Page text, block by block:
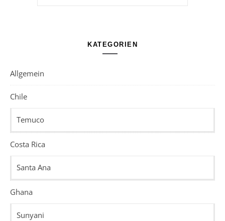
KATEGORIEN
Allgemein
Chile
Temuco
Costa Rica
Santa Ana
Ghana
Sunyani